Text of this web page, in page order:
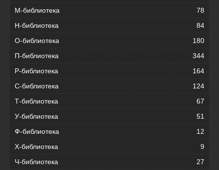
М-библиотека
78
Н-библиотека
84
О-библиотека
180
П-библиотека
344
Р-библиотека
164
С-библиотека
124
Т-библиотека
67
У-библиотека
51
Ф-библиотека
12
Х-библиотека
9
Ч-библиотека
27